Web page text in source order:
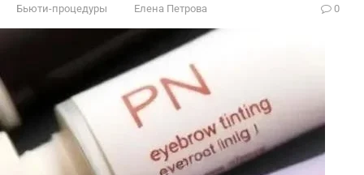
Бьюти-процедуры Елена Петрова 0